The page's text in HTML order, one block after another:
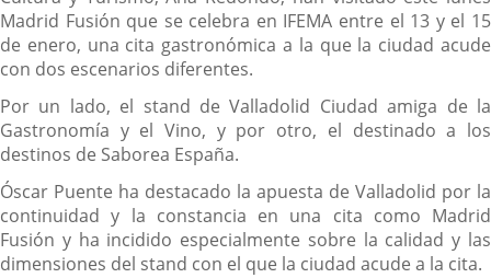
Madrid Fusión que se celebra en IFEMA entre el 13 y el 15
de enero, una cita gastronómica a la que la ciudad acude
con dos escenarios diferentes.
Por un lado, el stand de Valladolid Ciudad amiga de la
Gastronomía y el Vino, y por otro, el destinado a los
destinos de Saborea España.
Óscar Puente ha destacado la apuesta de Valladolid por la
continuidad y la constancia en una cita como Madrid
Fusión y ha incidido especialmente sobre la calidad y las
dimensiones del stand con el que la ciudad acude a la cita.